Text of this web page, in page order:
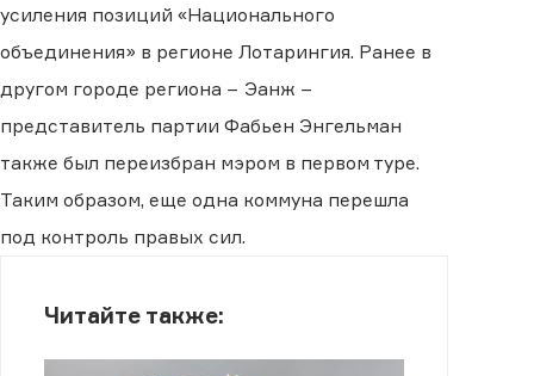
усиления позиций «Национального
объединения» в регионе Лотарингия. Ранее в
другом городе региона − Эанж −
представитель партии Фабьен Энгельман
также был переизбран мэром в первом туре.
Таким образом, еще одна коммуна перешла
под контроль правых сил.
Читайте также: